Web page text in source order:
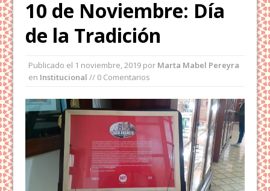
10 de Noviembre: Día
de la Tradición
Publicado el 1 noviembre, 2019 por Marta Mabel Pereyra
en Institucional // 0 Comentarios